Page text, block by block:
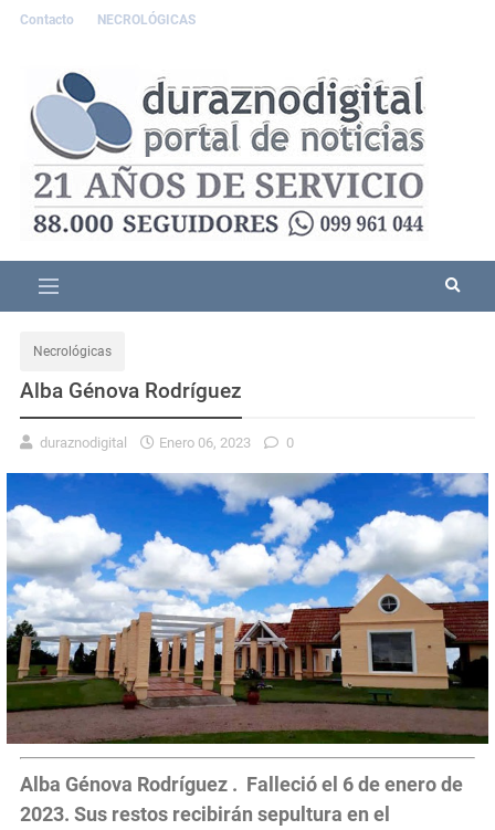
Contacto NECROLÓGICAS
Necrológicas
Alba Génova Rodríguez
duraznodigital Enero 06, 2023 0
Alba Génova Rodríguez . Falleció el 6 de enero de
2023. Sus restos recibirán sepultura en el